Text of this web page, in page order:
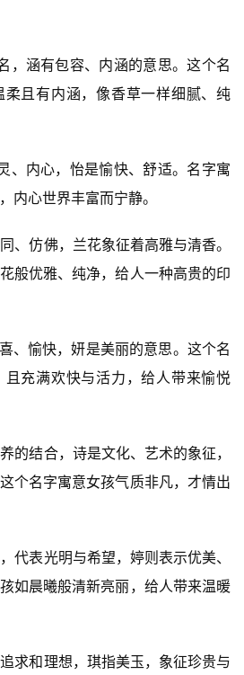
，涵有包容、内涵的意思。这个名
且有内涵，像香草一样细腻、纯
、内心，怡是愉快、舒适。名字寓
内心世界丰富而宁静。
、仿佛，兰花象征着高雅与清香。
般优雅、纯净，给人一种高贵的印
、愉快，妍是美丽的意思。这个名
充满欢快与活力，给人带来愉悦
的结合，诗是文化、艺术的象征，
个名字寓意女孩气质非凡，才情出
代表光明与希望，婷则表示优美、
如晨曦般清新亮丽，给人带来温暖
求和理想，琪指美玉，象征珍贵与